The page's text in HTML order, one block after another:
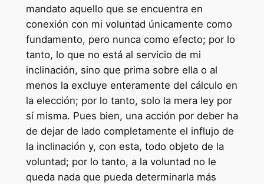
mandato aquello que se encuentra en
conexión con mi voluntad únicamente como
fundamento, pero nunca como efecto; por lo
tanto, lo que no está al servicio de mi
inclinación, sino que prima sobre ella o al
menos la excluye enteramente del cálculo en
la elección; por lo tanto, solo la mera ley por
sí misma. Pues bien, una acción por deber ha
de dejar de lado completamente el influjo de
la inclinación y, con esta, todo objeto de la
voluntad; por lo tanto, a la voluntad no le
queda nada que pueda determinarla más